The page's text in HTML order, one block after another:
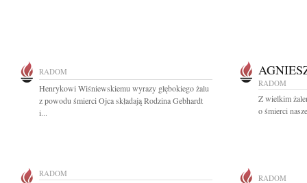
RADOM
Henrykowi Wiśniewskiemu wyrazy głębokiego żalu
z powodu śmierci Ojca składają Rodzina Gebhardt
i...
RADOM
Z wielkim
o śmierci
RADOM RADOM